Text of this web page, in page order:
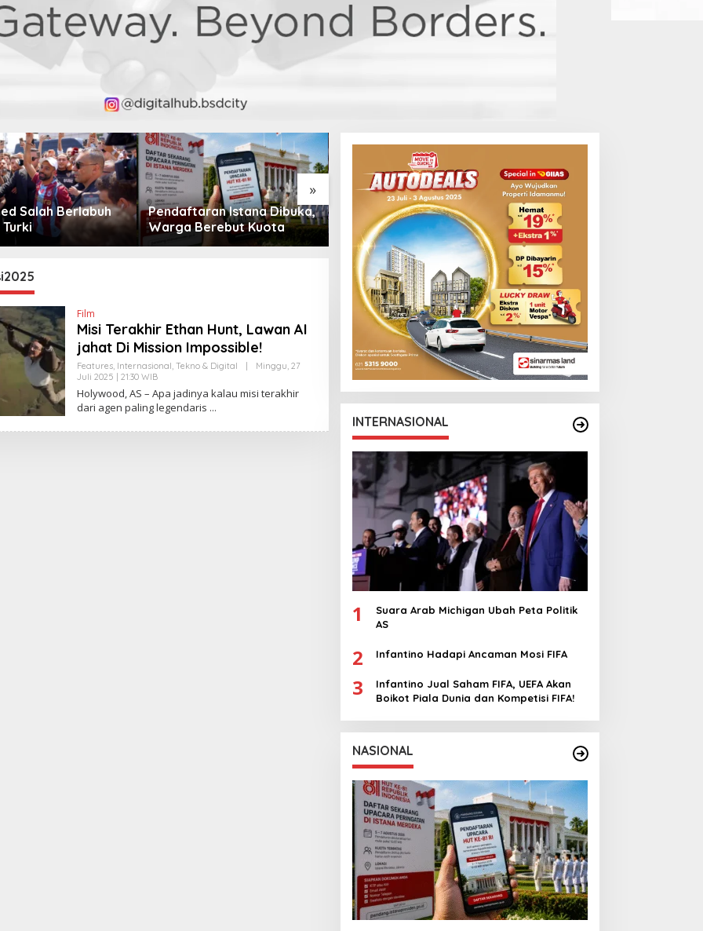
»
Salah Berlabuh
Pendaftaran Istana Dibuka,
Warga Berebut Kuota
Suara Arab Michigan Ubah
Peta Politik AS
Atletico Madrid Incar
Cristian Romero
Film
Misi Terakhir Ethan Hunt, Lawan AI
jahat Di Mission Impossible!
Features, Internasional, Tekno & Digital |
Minggu, 27
Juli 2025 | 21:30 WIBO
E
H
A
Holywood, AS – Apa jadinya kalau misi terakhir
dari agen paling legendaris
INTERNASIONAL
1
Suara Arab Michigan Ubah Peta Politik
AS
2 Infantino Hadapi Ancaman Mosi FIFA
3
Infantino Jual Saham FIFA, UEFA Akan
Boikot Piala Dunia dan Kompetisi FIFA!
NASIONAL